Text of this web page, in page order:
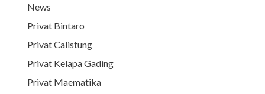
News
Privat Bintaro
Privat Calistung
Privat Kelapa Gading
Privat Maematika